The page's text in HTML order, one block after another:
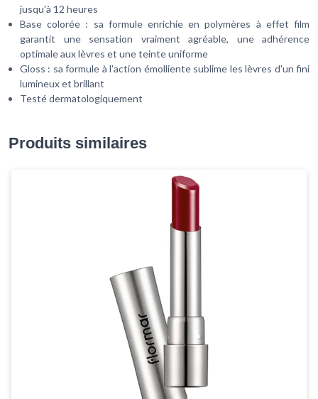
jusqu'à 12 heures
Base colorée : sa formule enrichie en polymères à effet film
garantit une sensation vraiment agréable, une adhérence
optimale aux lèvres et une teinte uniforme
Gloss : sa formule à l'action émolliente sublime les lèvres d'un fini
lumineux et brillant
Testé dermatologiquement
Produits similaires